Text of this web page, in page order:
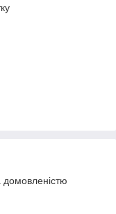
домовленістю